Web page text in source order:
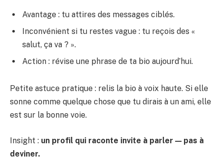
Avantage : tu attires des messages ciblés.
Inconvénient si tu restes vague : tu reçois des «
salut, ça va ? ».
Action : révise une phrase de ta bio aujourd’hui.
Petite astuce pratique : relis la bio à voix haute. Si elle
sonne comme quelque chose que tu dirais à un ami, elle
est sur la bonne voie.
Insight : un profil qui raconte invite à parler — pas à
deviner.